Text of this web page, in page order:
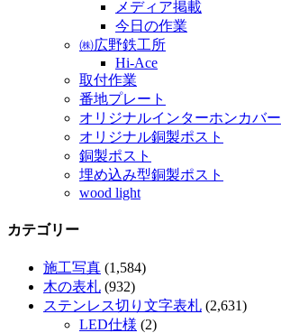
メディア掲載
今日の作業
㈱広野鉄工所
Hi-Ace
取付作業
番地プレート
オリジナルインターホンカバー
オリジナル銅製ポスト
銅製ポスト
埋め込み型銅製ポスト
wood light
カテゴリー
施工写真 (1,584)
木の表札 (932)
ステンレス切り文字表札 (2,631)
LED仕様 (2)